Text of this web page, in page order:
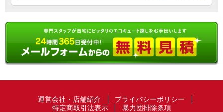
運営会社・店舗紹介
プライバシーポリシー
特定商取引法表示
暴力団排除条項